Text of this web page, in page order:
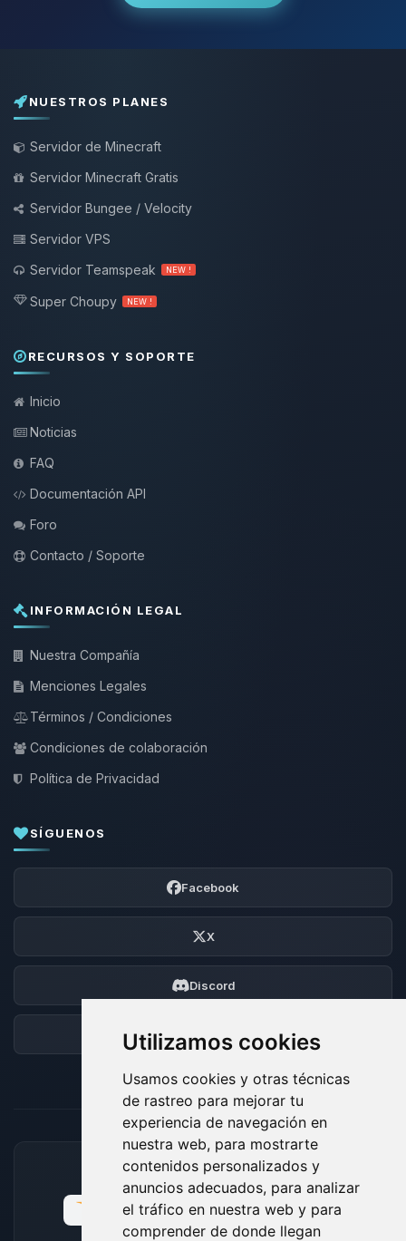
Utilizamos cookies
Usamos cookies y otras técnicas
de rastreo para mejorar tu
experiencia de navegación en
nuestra web, para mostrarte
contenidos personalizados y
anuncios adecuados, para analizar
el tráfico en nuestra web y para
comprender de donde llegan
NUESTROS PLANES
Servidor de Minecraft
Servidor Minecraft Gratis
Servidor Bungee / Velocity
Servidor VPS
Servidor Teamspeak
NEW !
Super Choupy NEW !
RECURSOS Y SOPORTE
Inicio
Noticias
FAQ
Documentación API
Foro
Contacto / Soporte
INFORMACIÓN LEGAL
Nuestra Compañía
Menciones Legales
Términos / Condiciones
Condiciones de colaboración
Política de Privacidad
SÍGUENOS
Facebook
X
Discord
Foro
MÉTODOS DE PAGO ACEPTADOS